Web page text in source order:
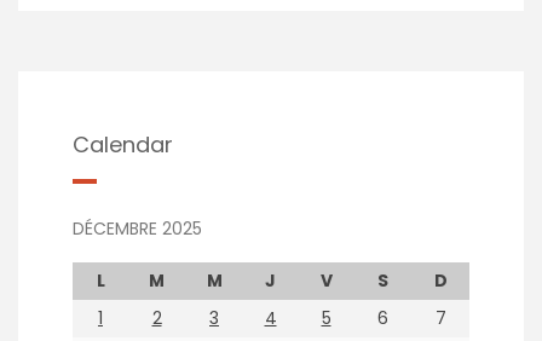
Calendar
DÉCEMBRE 2025
L M M J V S
D
1
2 3 4 5 6
7